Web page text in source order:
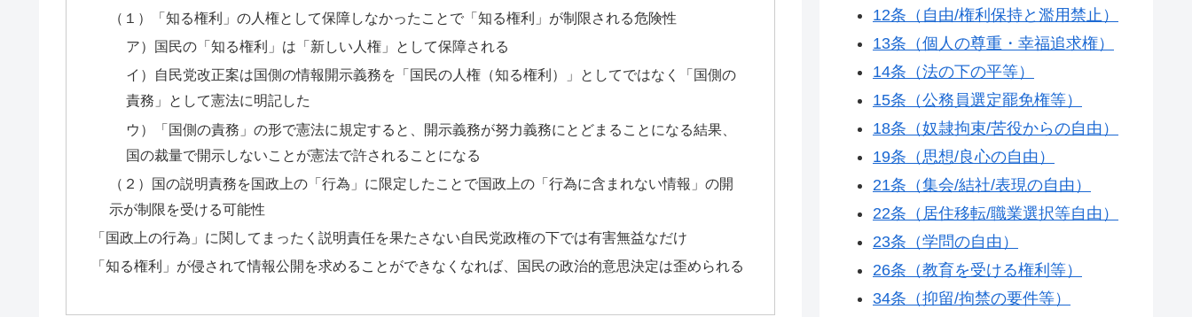
（１）「知る権利」の人権として保障しなかったことで「知る権利」が制限される危険性
ア）国民の「知る権利」は「新しい人権」として保障される
イ）自民党改正案は国側の情報開示義務を「国民の人権（知る権利）」としてではなく「国側の
責務」として憲法に明記した
ウ）「国側の責務」の形で憲法に規定すると、開示義務が努力義務にとどまることになる結果、
国の裁量で開示しないことが憲法で許されることになる
（２）国の説明責務を国政上の「行為」に限定したことで国政上の「行為に含まれない情報」の開
示が制限を受ける可能性
「国政上の行為」に関してまったく説明責任を果たさない自民党政権の下では有害無益なだけ
「知る権利」が侵されて情報公開を求めることができなくなれば、国民の政治的意思決定は歪められる
12条（自由/権利保持と濫用禁止）
13条（個人の尊重・幸福追求権）
14条（法の下の平等）
15条（公務員選定罷免権等）
18条（奴隷拘束/苦役からの自由）
19条（思想/良心の自由）
21条（集会/結社/表現の自由）
22条（居住移転/職業選択等自由）
23条（学問の自由）
26条（教育を受ける権利等）
34条（抑留/拘禁の要件等）